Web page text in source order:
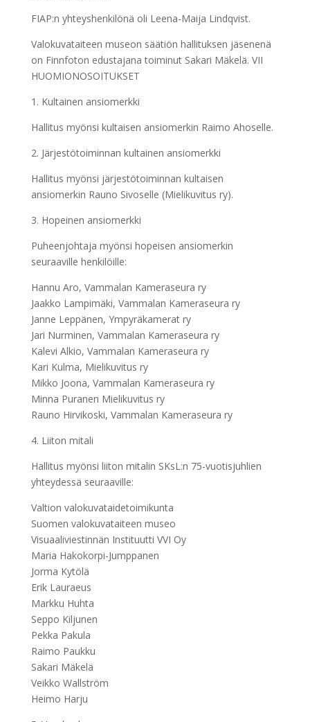
FIAP:n yhteyshenkilönä oli Leena-Maija Lindqvist.
Valokuvataiteen museon säätiön hallituksen jäsenenä
on Finnfoton edustajana toiminut Sakari Mäkelä. VII
HUOMIONOSOITUKSET
1. Kultainen ansiomerkki
Hallitus myönsi kultaisen ansiomerkin Raimo Ahoselle.
2. Järjestötoiminnan kultainen ansiomerkki
Hallitus myönsi järjestötoiminnan kultaisen
ansiomerkin Rauno Sivoselle (Mielikuvitus ry).
3. Hopeinen ansiomerkki
Puheenjohtaja myönsi hopeisen ansiomerkin
seuraaville henkilöille:
Hannu Aro, Vammalan Kameraseura ry
Jaakko Lampimäki, Vammalan Kameraseura ry
Janne Leppänen, Ympyräkamerat ry
Jari Nurminen, Vammalan Kameraseura ry
Kalevi Alkio, Vammalan Kameraseura ry
Kari Kulma, Mielikuvitus ry
Mikko Joona, Vammalan Kameraseura ry
Minna Puranen Mielikuvitus ry
Rauno Hirvikoski, Vammalan Kameraseura ry
4. Liiton mitali
Hallitus myönsi liiton mitalin SKsL:n 75-vuotisjuhlien
yhteydessä seuraaville:
Valtion valokuvataidetoimikunta
Suomen valokuvataiteen museo
Visuaaliviestinnän Instituutti VVI Oy
Maria Hakokorpi-Jumppanen
Jorma Kytölä
Erik Lauraeus
Markku Huhta
Seppo Kiljunen
Pekka Pakula
Raimo Paukku
Sakari Mäkelä
Veikko Wallström
Heimo Harju